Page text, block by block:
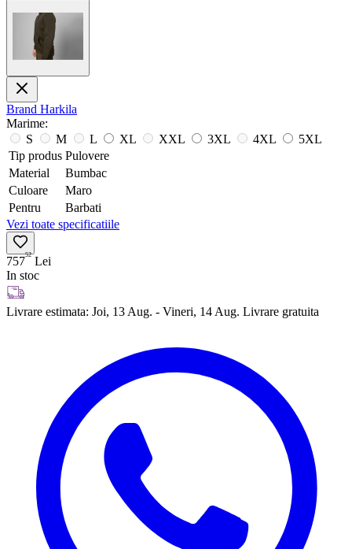
Brand Harkila
Marime:
S
M L XL XXL 3XL 4XL
5XL
Tip produs Pulovere
Material
Bumbac
Culoare
Maro
Pentru
Barbati
Vezi toate specificatiile
75752 Lei
In stoc
Livrare estimata: Joi, 13 Aug. - Vineri, 14 Aug. Livrare gratuita